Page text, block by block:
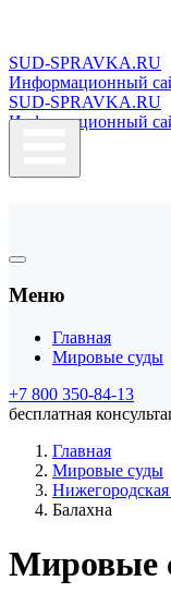
SUD-SPRAVKA.RU
Информационный
SUD-SPRAVKA.RU
Информационный
Меню
Главная
Мировые суды
+7 800 350-84-13
бесплатная
Главная
Мировые суды
Нижегородская
Балахна
Мировые